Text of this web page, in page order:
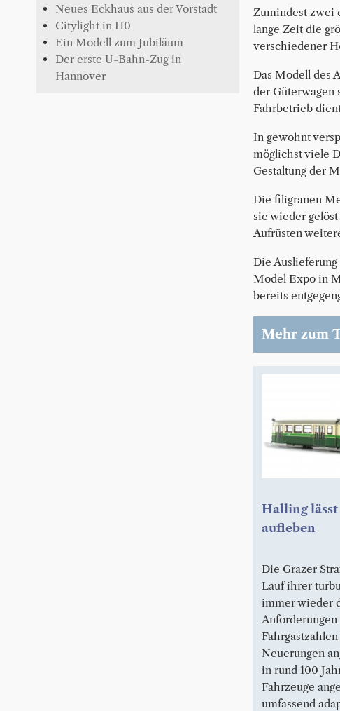
Neues Eckhaus aus der Vorstadt
Citylight in H0
Ein Modell zum Jubiläum
Der erste U-Bahn-Zug in
Hannover
Zumindest zwei
lange Zeit die
verschiedener
Das Modell des
der Güterwagen
Fahrbetrieb
In gewohnt
möglichst viele
Gestaltung der
Die filigranen
sie wieder
Aufrüsten
Die Auslieferung
Model Expo in
bereits
Mehr zum
Halling lässt
aufleben
Die Grazer
Lauf ihrer
immer wieder
Neuerungen
in rund 100
Fahrzeuge
umfassend